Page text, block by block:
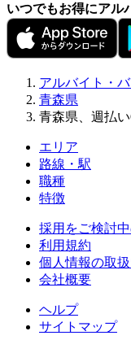
いつでもお得にアル
アルバイト・
青森県
青森県、週払
エリア
路線・駅
職種
特徴
採用をご検討
利用規約
個人情報の取
会社概要
ヘルプ
サイトマップ